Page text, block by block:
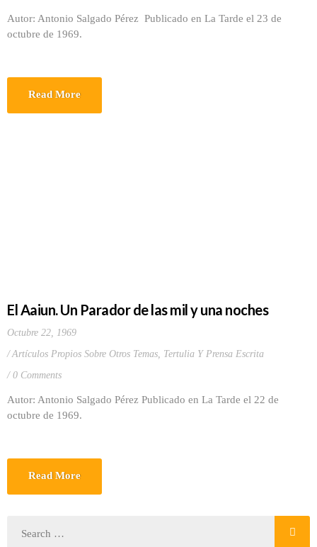
Autor: Antonio Salgado Pérez Publicado en La Tarde el 23 de
octubre de 1969.
Read More
El Aaiun. Un Parador de las mil y una noches
Octubre 22, 1969
Artículos Propios Sobre Otros Temas, Tertulia Y Prensa Escrita
0 Comments
Autor: Antonio Salgado Pérez Publicado en La Tarde el 22 de
octubre de 1969.
Read More